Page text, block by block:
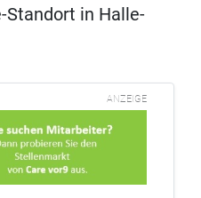
Standort in Halle-
ANZEIGE